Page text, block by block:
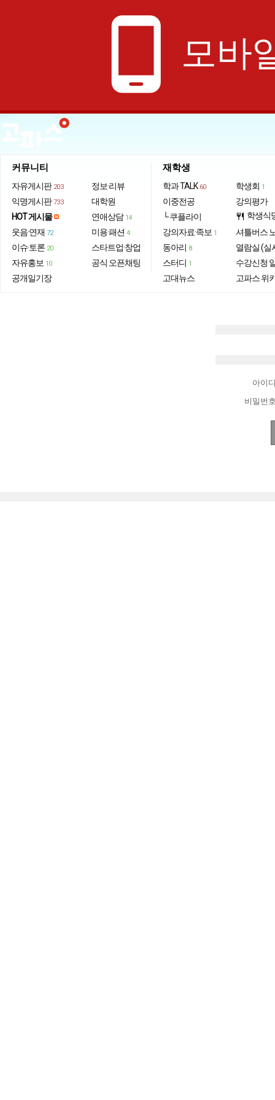
phone_android 모바
커뮤니티
자유게시판 203
익명게시판 733
HOT 게시물
웃음·연재 72
이슈·토론 20
자유홍보 10
공개일기장
정보·리뷰
대학원
연애상담 14
미용·패션 4
스타트업·창업
공식 오픈채팅
재학생
학과 TALK 60
이중전공
└ 쿠플라이
강의자료·족보 1
동아리 8
스터디 1
고대뉴스
학생회 1
강의평가
restaurant 학생식
셔틀버스
열람실 (실
수강신청
고파스 위
아이
비밀번